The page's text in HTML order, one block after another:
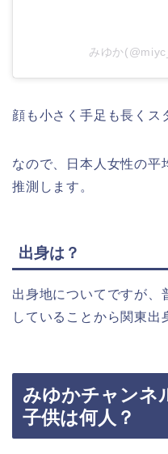
みゆか
顔も小さく手足も長くス
なので、日本人女性の平
推測します。
出身は？
出身地についてですが、
していることから関東出
みゆかチャンネ
子供は何人？